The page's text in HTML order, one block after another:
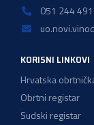
051 244 491
KORISNI LINKOVI
Hrvatska
Obrtni registar
Sudski registar